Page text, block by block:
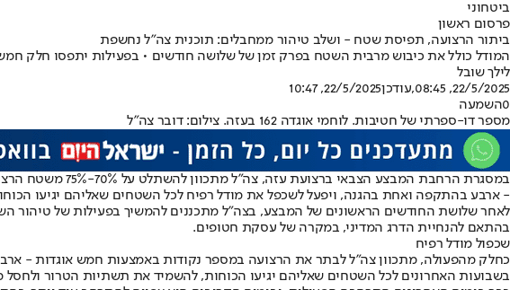
ביטחוני
פרסום ראשון
ביתור הרצועה, תפיסת שטח - ושלב טיהור ממחבלים: תוכנית צה"ל נחשפת
המודל כולל את כיבוש מרבית השטח בפרק זמן של שלושה חודשים • בפעילות יתפסו חלק
לילך שובל
22/5/2025, 08:45
,עודכן22/5/2025, 10:47
0השמעה
מספר דו-ספרתי של חטיבות. לוחמי אוגדה 162 בעזה. צילום: דובר צה"ל
במסגרת הרחבת
- ארבע בהתקפה ואחת בהגנה, ויפעל לשכפל את מודל רפיח לכל השטחים שאליהם יגיעו
לאחר שלושת החודשים הראשונים של המבצע, בצה"ל מתכננים להמשיך בפעילות של טיהור
בהתאם להנחיית הדרג המדיני, במקרה של עסקת חטופים.
שכפול מודל רפיח
כחלק מהפעולה, מתכוון צה"ל לבתר את הרצועה במספר נקודות באמצעות חמש אוגדות -
בשבועות האחרונים לכל השטחים שאליהם יגיעו הכוחות, להשמיד את תשתיות הטרור ולחסל